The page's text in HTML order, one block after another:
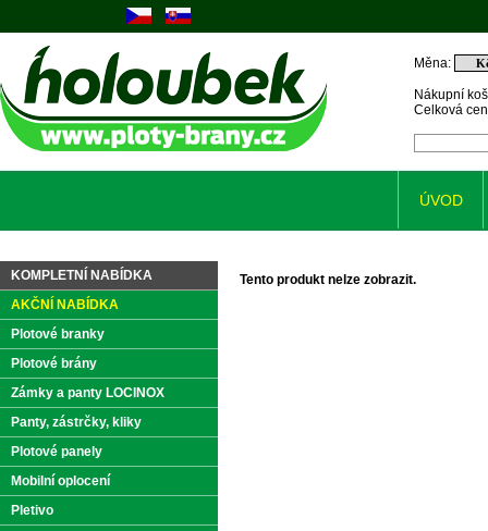
Tento produkt nelze zobrazit.
KOMPLETNÍ NABÍDKA
AKČNÍ NABÍDKA
Plotové branky
Plotové brány
Zámky a panty LOCINOX
Panty, zástrčky, kliky
Plotové panely
Mobilní oplocení
Pletivo
Nákupní
Celková
Měna:
ÚVOD